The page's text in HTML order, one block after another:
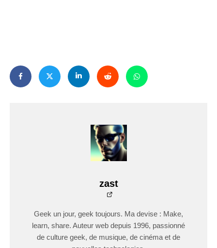
zast
Geek un jour, geek toujours. Ma devise : Make,
learn, share. Auteur web depuis 1996, passionné
de culture geek, de musique, de cinéma et de